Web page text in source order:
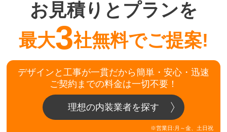
お見積りとプランを
最大3社無料でご提案!
デザインと工事が一貫だから簡単・安心・迅速
ご契約までの料金は一切不要！
理想の内装業者を探す
※営業日:月～金、土日祝